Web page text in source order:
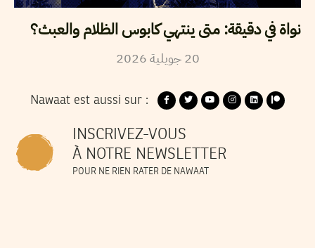
نواة في دقيقة: متى ينتهي كابوس الظلام والعبث؟
20 جويلية2026
Nawaat est aussi sur :
INSCRIVEZ-VOUS
À NOTRE NEWSLETTER
POUR NE RIEN RATER DE NAWAAT